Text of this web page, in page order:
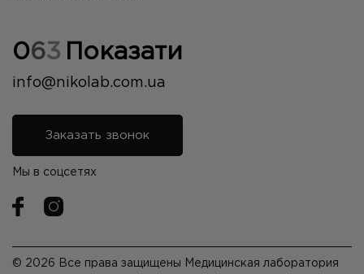
063 Показати
info@nikolab.com.ua
Заказать звонок
Мы в соцсетях
© 2026 Все права защищены Медицинская лаборатория